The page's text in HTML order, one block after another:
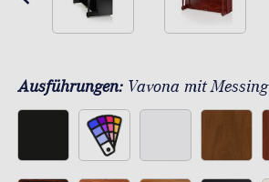
Ausführungen: Vavona mit Messing